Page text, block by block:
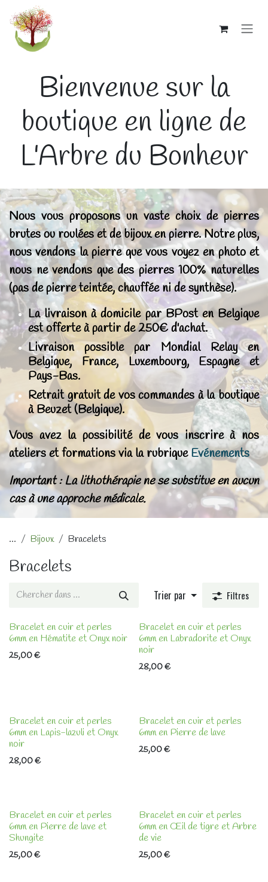
Se rendre au contenu
Bienvenue sur la
boutique en ligne de
L'Arbre du Bonheur
Nous vous proposons un vaste choix de pierres
brutes ou roulées et de bijoux en pierre.Notre plus,
nous vendons la pierre que vous voyez en photo et
nous ne vendons que des pierres 100% naturelles
(pas de pierre teintée, chauffée ni de synthèse).
La livraison à domicile par BPost en Belgique
est offerte à partir de 250€ d'achat.
Livraison possible par Mondial Relay en
Belgique, France, Luxembourg, Espagne et
Pays-Bas.
Retrait gratuit de vos commandes à la boutique
à Beuzet (Belgique).
Vous avez la possibilité de vous inscrire à nos
ateliers et formations via la rubriqueEvénements
Important : La lithothérapie ne se substitue en aucun
cas à une approche médicale.
... Bijoux Bracelets
Bracelets
Trier par Filtres
Bracelet en cuir et perles
6mm en Hématite et Onyx noir
25,00€
Bracelet en cuir et perles
6mm en Labradorite et Onyx
noir
28,00€
Bracelet en cuir et perles
6mm en Lapis-lazuli et Onyx
noir
28,00€
Bracelet en cuir et perles
6mm en Pierre de lave
25,00€
Bracelet en cuir et perles
6mm en Pierre de lave et
Shungite
25,00€
Bracelet en cuir et perles
6mm en Œil de tigre et Arbre
de vie
25,00€